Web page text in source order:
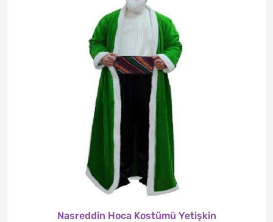
Nasreddin Hoca Kostümü Yetişkin